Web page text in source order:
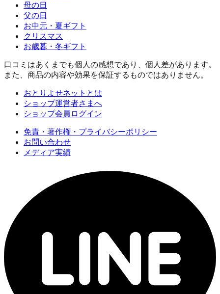
母の日
父の日
お中元・夏ギフト
クリスマス
お歳暮・冬ギフト
口コミはあくまでも個人の感想であり、個人差があります。
また、商品の内容や効果を保証するものではありません。
おとりよせネットとは
ショップ運営者さまへ
ショップ会員ログイン
免責・著作権・プライバシーポリシー
お問い合わせ
メディア実績